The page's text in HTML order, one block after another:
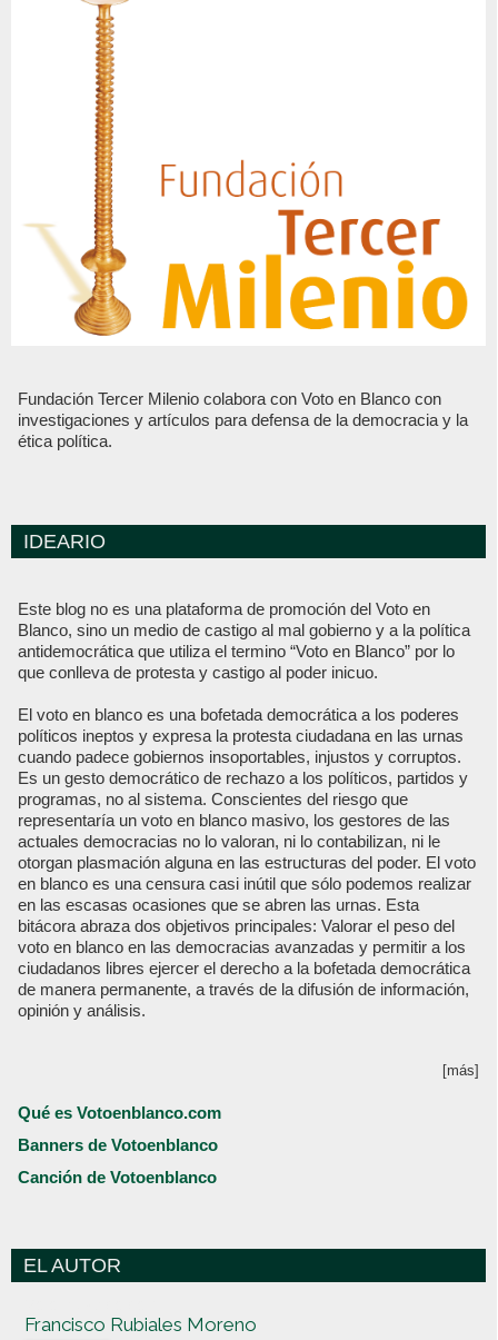
Fundación Tercer Milenio colabora con Voto en Blanco con
investigaciones y artículos para defensa de la democracia y la
ética política.
IDEARIO
Este blog no es una plataforma de promoción del Voto en
Blanco, sino un medio de castigo al mal gobierno y a la política
antidemocrática que utiliza el termino “Voto en Blanco” por lo
que conlleva de protesta y castigo al poder inicuo.
El voto en blanco es una bofetada democrática a los poderes
políticos ineptos y expresa la protesta ciudadana en las urnas
cuando padece gobiernos insoportables, injustos y corruptos.
Es un gesto democrático de rechazo a los políticos, partidos y
programas, no al sistema. Conscientes del riesgo que
representaría un voto en blanco masivo, los gestores de las
actuales democracias no lo valoran, ni lo contabilizan, ni le
otorgan plasmación alguna en las estructuras del poder. El voto
en blanco es una censura casi inútil que sólo podemos realizar
en las escasas ocasiones que se abren las urnas. Esta
bitácora abraza dos objetivos principales: Valorar el peso del
voto en blanco en las democracias avanzadas y permitir a los
ciudadanos libres ejercer el derecho a la bofetada democrática
de manera permanente, a través de la difusión de información,
opinión y análisis.
[más]
Qué es Votoenblanco.com
Banners de Votoenblanco
Canción de Votoenblanco
EL AUTOR
Francisco Rubiales Moreno